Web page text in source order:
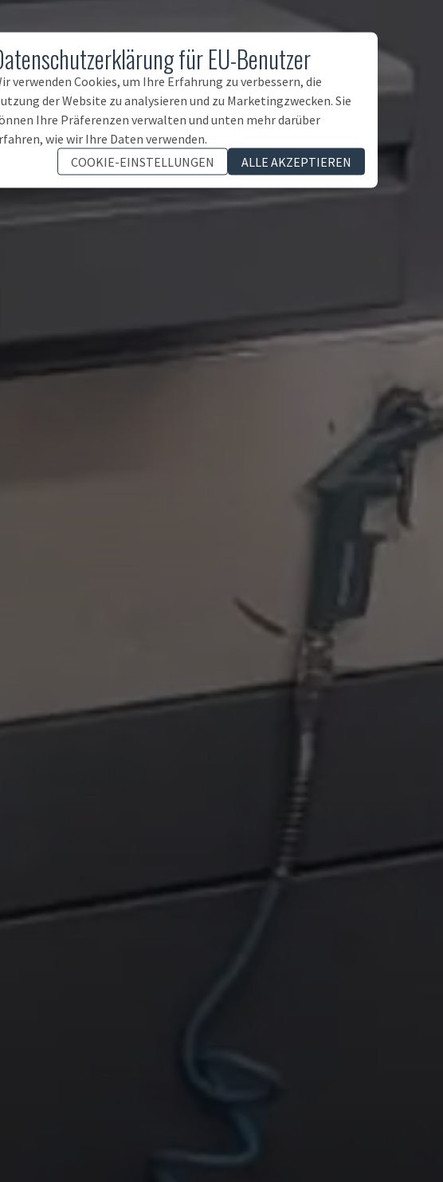
für EU-Benutzer
verwenden Cookies, um Ihre Erfahrung zu verbessern, die
der Website zu analysieren und zu Marketingzwecken. Sie
Ihre Präferenzen verwalten und unten mehr darüber
wie wir Ihre Daten verwenden.
COOKIE-EINSTELLUNGEN
ALLE AKZEPTIEREN